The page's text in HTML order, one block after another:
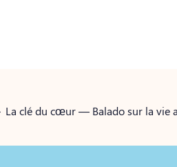
La clé du cœur — Balado sur la vie